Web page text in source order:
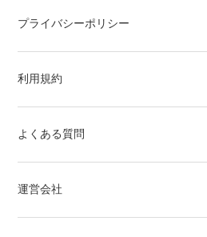
プライバシーポリシー
利用規約
よくある質問
運営会社